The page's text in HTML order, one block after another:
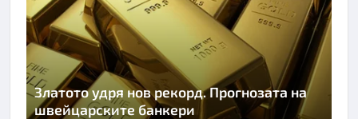
Златото удря нов рекорд. Прогнозата на
швейцарските банкери